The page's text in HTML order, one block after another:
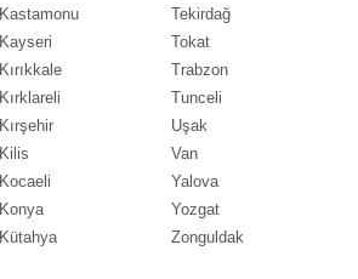
Kastamonu
Kayseri
Kırıkkale
Kırklareli
Kırşehir
Kilis
Kocaeli
Konya
Kütahya
Tekirdağ
Tokat
Trabzon
Tunceli
Uşak
Van
Yalova
Yozgat
Zonguldak